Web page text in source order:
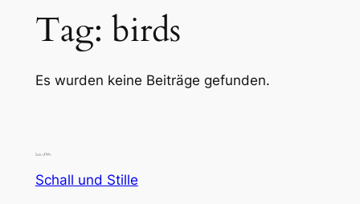
Tag: birds
Es wurden keine Beiträge gefunden.
Schall und Stille